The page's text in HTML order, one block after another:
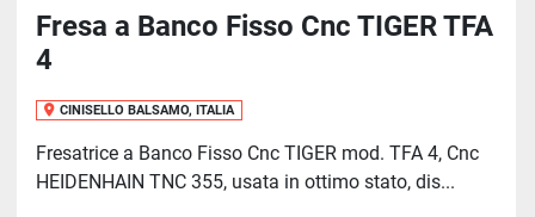
Fresa a Banco Fisso Cnc TIGER TFA
4
CINISELLO BALSAMO, ITALIA
Fresatrice a Banco Fisso Cnc TIGER mod. TFA 4, Cnc
HEIDENHAIN TNC 355, usata in ottimo stato, dis...